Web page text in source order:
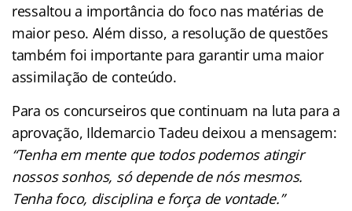
ressaltou a importância do foco nas matérias de
maior peso. Além disso, a resolução de questões
também foi importante para garantir uma maior
assimilação de conteúdo.
Para os concurseiros que continuam na luta para a
aprovação, Ildemarcio Tadeu deixou a mensagem:
“Tenha em mente que todos podemos atingir
nossos sonhos, só depende de nós mesmos.
Tenha foco, disciplina e força de vontade.”